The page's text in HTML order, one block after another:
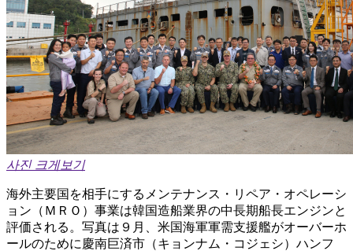
사진 크게보기
海外主要国を相手にするメンテナンス・リペア・オペレーシ
ョン（ＭＲＯ）事業は韓国造船業界の中長期船長エンジンと
評価される。写真は９月、米国海軍軍需支援艦がオーバーホ
ールのために慶南巨済市（キョンナム・コジェシ）ハンフ